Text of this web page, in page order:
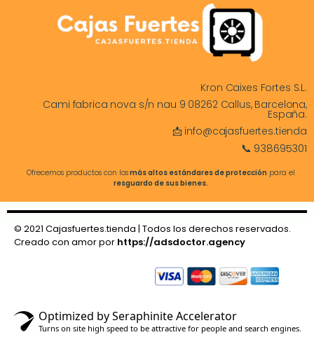
Kron Caixes Fortes S.L.
Cami fabrica nova s/n nau 9 08262 Callus, Barcelona,
España.
📩 info@cajasfuertes.tienda
📞 938695301
Ofrecemos productos con losmás altos estándares de protecciónpara el
resguardo de sus bienes.
© 2021 Cajasfuertes.tienda | Todos los derechos reservados.
Creado con amor por https://adsdoctor.agency
Optimized by Seraphinite Accelerator
Turns on site high speed to be attractive for people and search engines.